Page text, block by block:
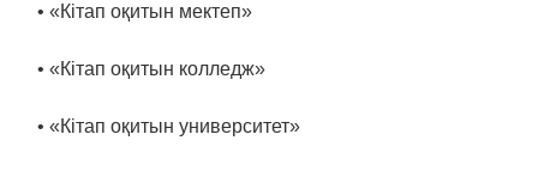
• «Кітап оқитын мектеп»
• «Кітап оқитын колледж»
• «Кітап оқитын университет»